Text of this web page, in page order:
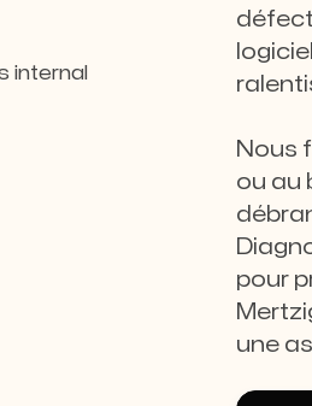
Nous
ou au
pour
une